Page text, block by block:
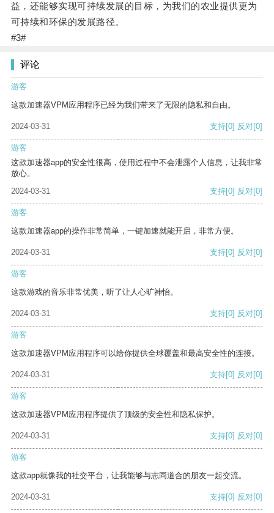
益，还能够实现可持续发展的目标，为我们的农业提供更为
可持续和环保的发展路径。
#3#
评论
游客
这款加速器VPM应用程序已经为我们带来了无限的隐私和自由。
2024-03-31 支持[0] 反对[0]
游客
这款加速器app的安全性很高，使用过程中不会泄露个人信息，让我非常
放心。
2024-03-31
支持[0] 反对[0]
游客
这款加速器app的操作非常简单，一键加速就能开启，非常方便。
2024-03-31 支持[0] 反对[0]
游客
这款游戏的音乐非常优美，听了让人心旷神怡。
2024-03-31 支持[0] 反对[0]
游客
这款加速器VPM应用程序可以给你提供全球覆盖和最高安全性的连接。
2024-03-31 支持[0] 反对[0]
游客
这款加速器VPM应用程序提供了顶级的安全性和隐私保护。
2024-03-31 支持[0] 反对[0]
游客
这款app就像我的社交平台，让我能够与志同道合的朋友一起交流。
2024-03-31 支持[0] 反对[0]